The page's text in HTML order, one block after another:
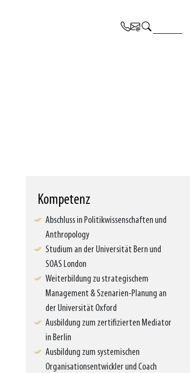
Kompetenz
Abschluss in Politikwissenschaften und
Anthropology
Studium an der Universität Bern und
SOAS London
Weiterbildung zu strategischem
Management & Szenarien-Planung an
der Universität Oxford
Ausbildung zum zertifizierten Mediator
in Berlin
Ausbildung zum systemischen
Organisationsentwickler und Coach